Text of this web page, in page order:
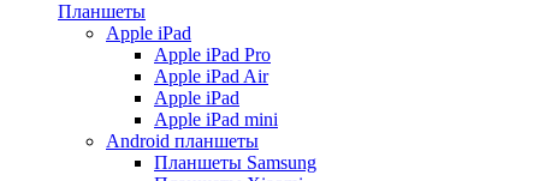
Планшеты
Apple iPad
Apple iPad Pro
Apple iPad Air
Apple iPad
Apple iPad mini
Android планшеты
Планшеты Samsung